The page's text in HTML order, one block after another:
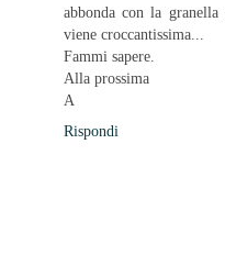
abbonda con la
viene croccantissima...
Fammi sapere.
Alla prossima
A
Rispondi